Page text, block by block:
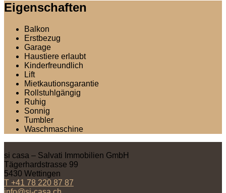
Eigenschaften
Balkon
Erstbezug
Garage
Haustiere erlaubt
Kinderfreundlich
Lift
Mietkautionsgarantie
Rollstuhlgängig
Ruhig
Sonnig
Tumbler
Waschmaschine
si casa – Salvati Immobilien GmbH
Tägerhardstrasse 99
5430 Wettingen
T +41 78 220 87 87